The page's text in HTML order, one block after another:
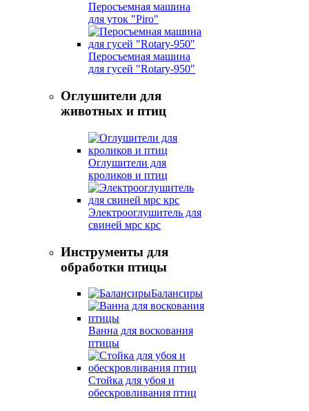
Перосъемная машина
для уток "Piro"
Перосъемная машина
для гусей "Rotary-950"
Оглушители для
животных и птиц
Оглушители для
кроликов и птиц
Электрооглушитель для
свиней мрс крс
Инструменты для
обработки птицы
Балансиры
Ванна для воскования
птицы
Стойка для убоя и
обескровливания птиц